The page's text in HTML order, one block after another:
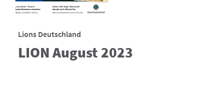
Lions Deutschland
LION August 2023